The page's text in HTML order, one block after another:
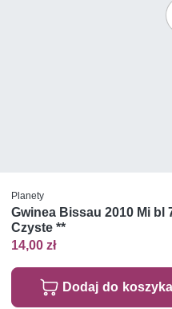
Planety
Gwinea Bissau 2010 Mi bl
Czyste **
14,00 zł
Dodaj do koszyka